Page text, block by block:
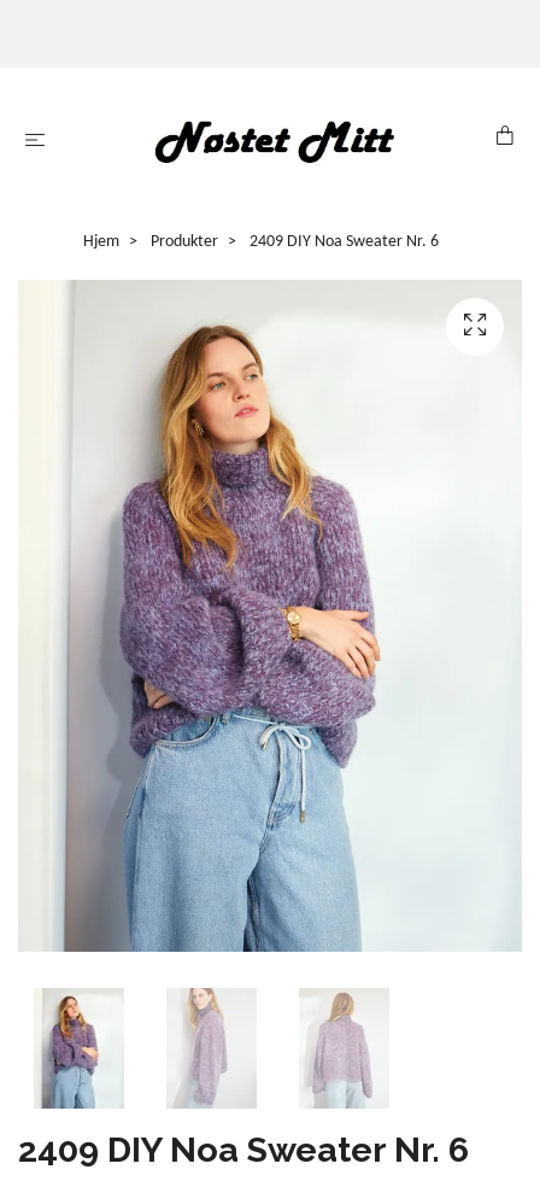
Hjem Produkter 2409 DIY Noa Sweater Nr. 6
2409 DIY Noa Sweater Nr. 6